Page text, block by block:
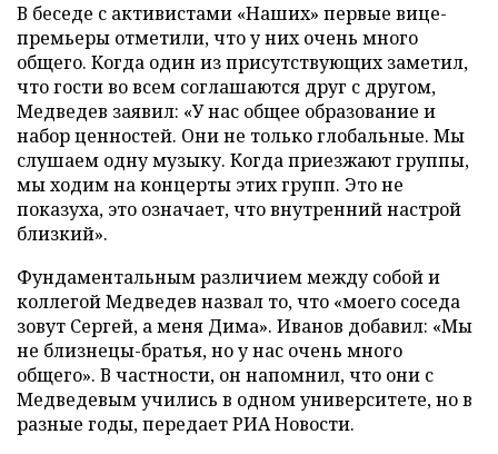
В беседе с активистами «Наших» первые вице-
премьеры отметили, что у них очень много
общего. Когда один из присутствующих заметил,
что гости во всем соглашаются друг с другом,
Медведев заявил: «У нас общее образование и
набор ценностей. Они не только глобальные. Мы
слушаем одну музыку. Когда приезжают группы,
мы ходим на концерты этих групп. Это не
показуха, это означает, что внутренний настрой
близкий».
Фундаментальным различием между собой и
коллегой Медведев назвал то, что «моего соседа
зовут Сергей, а меня Дима». Иванов добавил: «Мы
не близнецы-братья, но у нас очень много
общего». В частности, он напомнил, что они с
Медведевым учились в одном университете, но в
разные годы, передает РИА Новости.